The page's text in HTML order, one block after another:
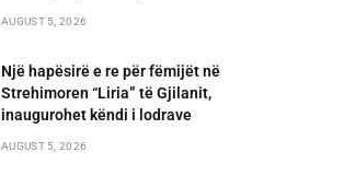
AUGUST 5, 2026
Një hapësirë e re për fëmijët në
Strehimoren “Liria” të Gjilanit,
inaugurohet këndi i lodrave
AUGUST 5, 2026